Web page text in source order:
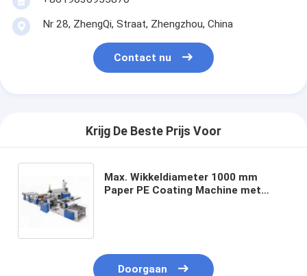
Nr 28, ZhengQi, Straat, Zhengzhou, China
Contact nu
Krijg De Beste Prijs Voor
Max. Wikkeldiameter 1000 mm
Paper PE Coating Machine met
Doorgaan